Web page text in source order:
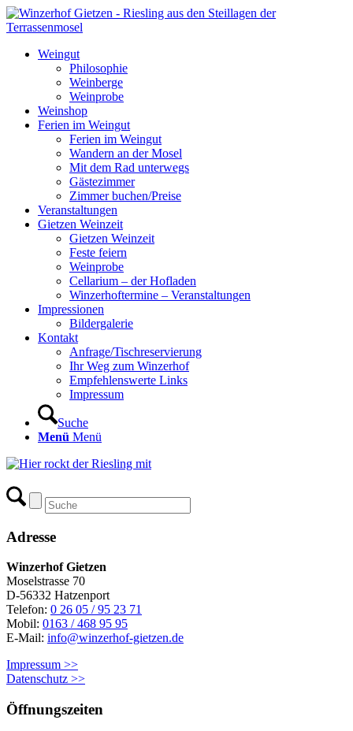
Weingut
Philosophie
Weinberge
Weinprobe
Weinshop
Ferien im Weingut
Ferien im Weingut
Wandern an der Mosel
Mit dem Rad unterwegs
Gästezimmer
Zimmer buchen/Preise
Veranstaltungen
Gietzen Weinzeit
Gietzen Weinzeit
Feste feiern
Weinprobe
Cellarium – der Hofladen
Winzerhoftermine – Veranstaltungen
Impressionen
Bildergalerie
Kontakt
Anfrage/Tischreservierung
Ihr Weg zum Winzerhof
Empfehlenswerte Links
Impressum
Suche
Menü Menü
Adresse
Winzerhof Gietzen
Moselstrasse 70
D-56332 Hatzenport
Telefon: 0 26 05 / 95 23 71
Mobil: 0163 / 468 95 95
E-Mail: info@winzerhof-gietzen.de
Impressum >>
Datenschutz >>
Öffnungszeiten